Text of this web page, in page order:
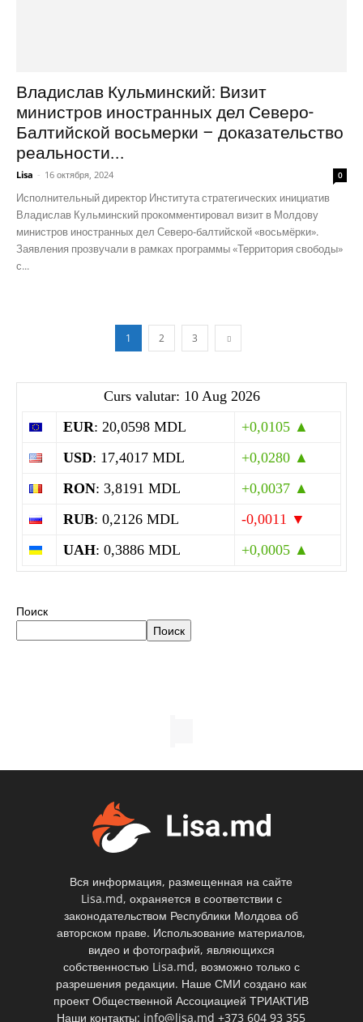
Владислав Кульминский: Визит
министров иностранных дел Северо-
Балтийской восьмерки – доказательство
реальности...
Lisa - 16 октября, 2024 0
Исполнительный директор Института стратегических инициатив
Владислав Кульминский прокомментировал визит в Молдову
министров иностранных дел Северо-балтийской «восьмёрки».
Заявления прозвучали в рамках программы «Территория свободы»
с...
1 2 3
Curs valutar: 10 Aug 2026
EUR: 20,0598 MDL
+0,0105 ▲
USD: 17,4017 MDL
+0,0280 ▲
RON: 3,8191 MDL
+0,0037 ▲
RUB: 0,2126 MDL
-0,0011 ▼
UAH: 0,3886 MDL +0,0005 ▲
Поиск
Поиск
Вся информация, размещенная на сайте
Lisa.md, охраняется в соответствии с
законодательством Республики Молдова об
авторском праве. Использование материалов,
видео и фотографий, являющихся
собственностью Lisa.md, возможно только с
разрешения редакции. Наше СМИ создано как
проект Общественной Ассоциацией ТРИАКТИВ
Наши контакты: info@lisa.md +373 604 93 355